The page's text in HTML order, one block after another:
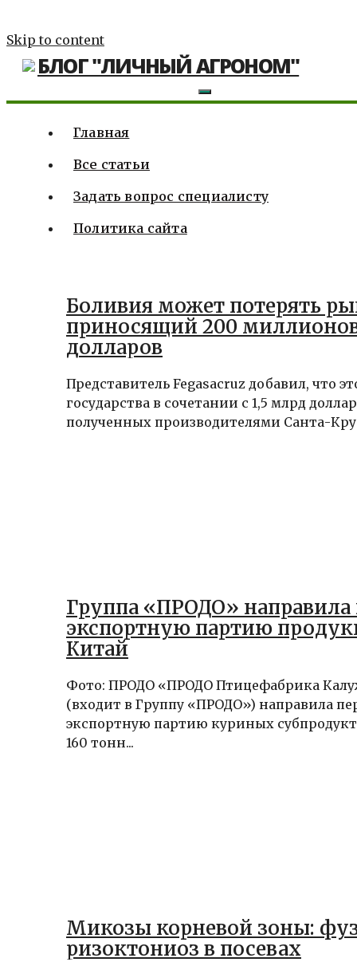
Skip to content
БЛОГ "ЛИЧНЫЙ АГРОНОМ"
Главная
Все статьи
Задать вопрос специалисту
Политика сайта
Боливия может потерять
приносящий 200
долларов
Представитель Fegasacruz добавил, что
государства в сочетании с 1,5 млрд
полученных производителями Санта-
Группа «ПРОДО»
экспортную партию
Китай
Фото: ПРОДО «ПРОДО Птицефабрика
(входит в Группу «ПРОДО») направила
экспортную партию куриных
160 тонн...
Микозы корневой зоны:
ризоктониоз в посевах